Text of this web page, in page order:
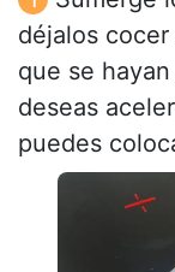
déjalos
que se
deseas
puedes